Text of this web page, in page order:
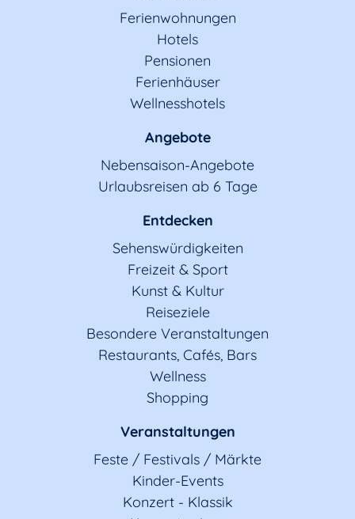
Ferienwohnungen
Hotels
Pensionen
Ferienhäuser
Wellnesshotels
Angebote
Nebensaison-Angebote
Urlaubsreisen ab 6 Tage
Entdecken
Sehenswürdigkeiten
Freizeit & Sport
Kunst & Kultur
Reiseziele
Besondere Veranstaltungen
Restaurants, Cafés, Bars
Wellness
Shopping
Veranstaltungen
Feste / Festivals / Märkte
Kinder-Events
Konzert - Klassik